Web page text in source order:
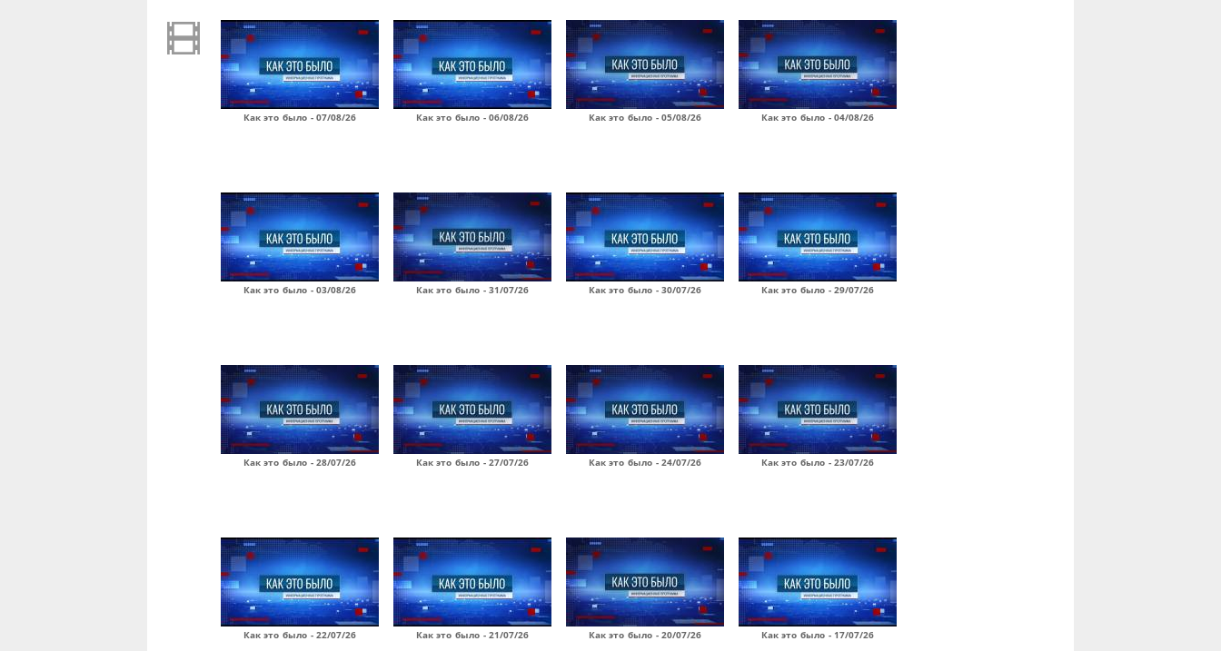
Как это было - 07/08/26 Как это было - 06/08/26 Как это было - 05/08/26 Как это было - 04/08/26
Как это было - 03/08/26 Как это было - 31/07/26 Как это было - 30/07/26 Как это было - 29/07/26
Как это было - 28/07/26 Как это было - 27/07/26 Как это было - 24/07/26 Как это было - 23/07/26
Как это было - 22/07/26 Как это было - 21/07/26 Как это было - 20/07/26 Как это было - 17/07/26